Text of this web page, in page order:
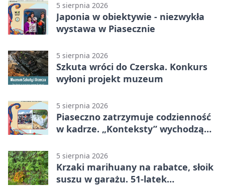
5 sierpnia 2026
Japonia w obiektywie - niezwykła
wystawa w Piasecznie
5 sierpnia 2026
Szkuta wróci do Czerska. Konkurs
wyłoni projekt muzeum
5 sierpnia 2026
Piaseczno zatrzymuje codzienność
w kadrze. „Konteksty” wychodzą
5 sierpnia 2026
Krzaki marihuany na rabatce, słoik
suszu w garażu. 51-latek